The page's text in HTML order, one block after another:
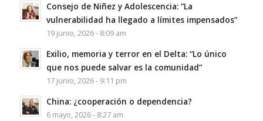
Consejo de Niñez y Adolescencia: “La
vulnerabilidad ha llegado a límites impensados”
19 junio, 2026 - 8:09 am
Exilio, memoria y terror en el Delta: “Lo único
que nos puede salvar es la comunidad”
17 junio, 2026 - 9:11 pm
China: ¿cooperación o dependencia?
6 mayo, 2026 - 8:27 am